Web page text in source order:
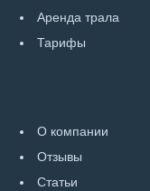
Аренда трала
Тарифы
О компании
Отзывы
Статьи